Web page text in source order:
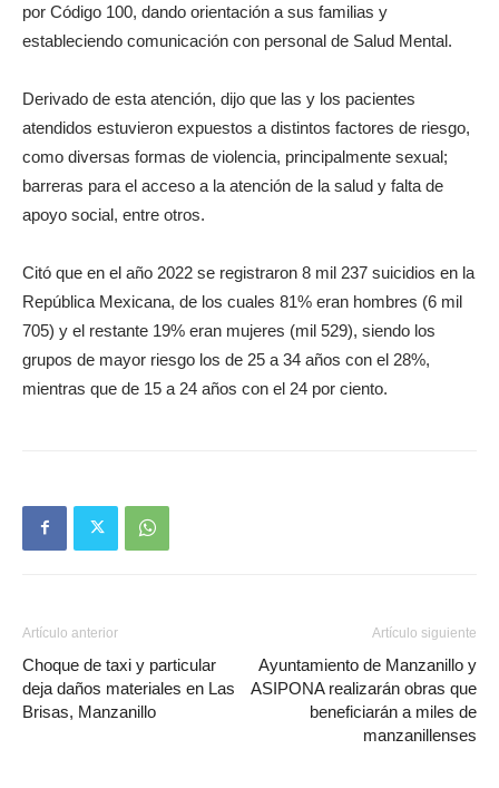
por Código 100, dando orientación a sus familias y
estableciendo comunicación con personal de Salud Mental.
Derivado de esta atención, dijo que las y los pacientes
atendidos estuvieron expuestos a distintos factores de riesgo,
como diversas formas de violencia, principalmente sexual;
barreras para el acceso a la atención de la salud y falta de
apoyo social, entre otros.
Citó que en el año 2022 se registraron 8 mil 237 suicidios en la
República Mexicana, de los cuales 81% eran hombres (6 mil
705) y el restante 19% eran mujeres (mil 529), siendo los
grupos de mayor riesgo los de 25 a 34 años con el 28%,
mientras que de 15 a 24 años con el 24 por ciento.
Artículo anterior
Choque de taxi y particular
deja daños materiales en Las
Brisas, Manzanillo
Artículo siguiente
Ayuntamiento de Manzanillo y
ASIPONA realizarán obras que
beneficiarán a miles de
manzanillenses